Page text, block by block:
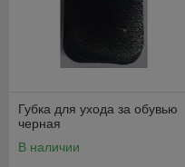
Губка для ухода за обувью
черная
В наличии